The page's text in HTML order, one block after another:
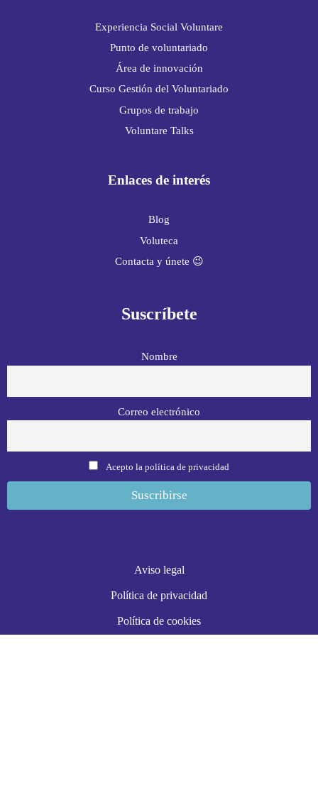
Experiencia Social Voluntare
Punto de voluntariado
Área de innovación
Curso Gestión del Voluntariado
Grupos de trabajo
Voluntare Talks
Enlaces de interés
Blog
Voluteca
Contacta y únete 😉
Suscríbete
Nombre
Correo electrónico
Acepto la política de privacidad
Aviso legal
Política de privacidad
Política de cookies